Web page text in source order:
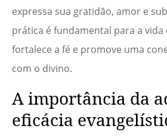
expressa sua gratidão, amor e
prática é fundamental para a
fortalece a fé e promove uma
com o divino.
A importância da
eficácia